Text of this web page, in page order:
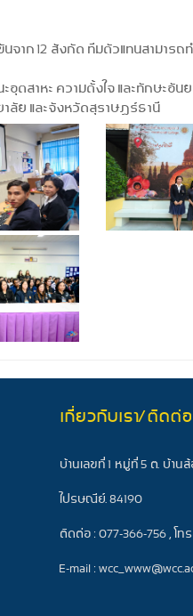
าก 12 สังกัด ทีมตัวแทนสามาร
อุตสาหะ ความตั้งใจ และทักษะ
ลัย และจังหวัดสุราษฎร์ธานี
เกี่ยวกับเรา/ติดต่อ
บ้านเลขที่ 1 หมู่ที่ 5 ต. บ้าน
ไปรษณีย์. 84190
ติดต่อ : 077-366-756 , โท
E-mail :